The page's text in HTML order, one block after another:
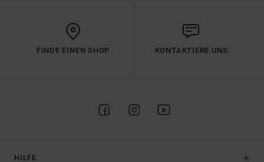
FINDE EINEN SHOP KONTAKTIERE UNS
HILFE